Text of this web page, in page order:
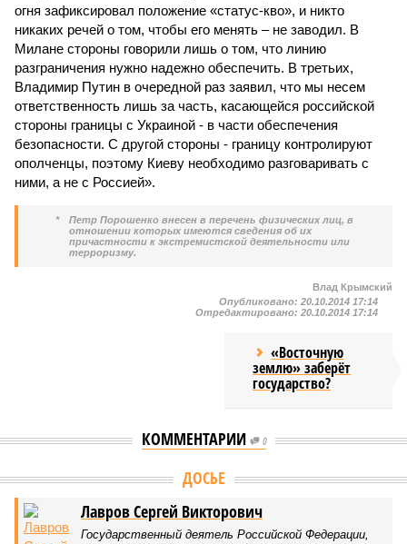
огня зафиксировал положение «статус-кво», и никто
никаких речей о том, чтобы его менять – не заводил. В
Милане стороны говорили лишь о том, что линию
разграничения нужно надежно обеспечить. В третьих,
Владимир Путин в очередной раз заявил, что мы несем
ответственность лишь за часть, касающейся российской
стороны границы с Украиной - в части обеспечения
безопасности. С другой стороны - границу контролируют
ополченцы, поэтому Киеву необходимо разговаривать с
ними, а не с Россией».
*
Петр Порошенко внесен в перечень физических лиц, в
отношении которых имеются сведения об их
причастности к экстремистской деятельности или
терроризму.
Влад Крымский
Опубликовано: 20.10.2014 17:14
Отредактировано: 20.10.2014 17:14
«Восточную
землю» заберёт
государство?
КОММЕНТАРИИ 0
Версия //Власть //По итогам минувшей недели очки набирают мэр
Москвы Сергей Собянин и патриарх Кирилл
Персоны недели: атомная бомба